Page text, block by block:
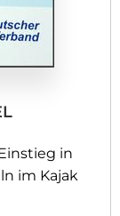
in
im Kajak